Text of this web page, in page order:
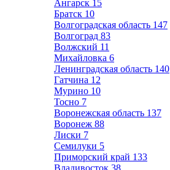
Ангарск 15
Братск 10
Волгоградская область 147
Волгоград 83
Волжский 11
Михайловка 6
Ленинградская область 140
Гатчина 12
Мурино 10
Тосно 7
Воронежская область 137
Воронеж 88
Лиски 7
Семилуки 5
Приморский край 133
Владивосток 38